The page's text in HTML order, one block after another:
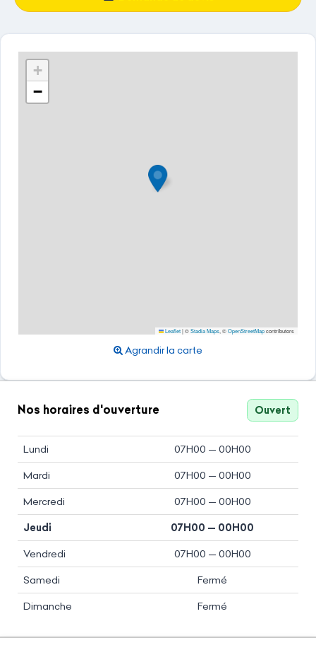
+
−
Leaflet|©Stadia Maps , ©OpenStreetMapcontributors
Agrandir la carte
Nos horaires d'ouverture Ouvert
Lundi 07H00 — 00H00
Mardi 07H00 — 00H00
Mercredi 07H00 — 00H00
Jeudi 07H00 — 00H00
Vendredi 07H00 — 00H00
Samedi Fermé
Dimanche Fermé